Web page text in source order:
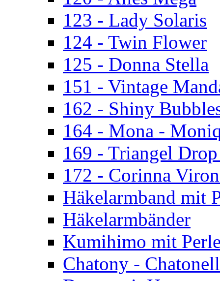
123 - Lady Solaris
124 - Twin Flower
125 - Donna Stella
151 - Vintage
162 - Shiny
164 - Mona -
169 - Triangel Drop
172 - Corinna
Häkelarmband mit
Häkelarmbänder
Kumihimo mit
Chatony -